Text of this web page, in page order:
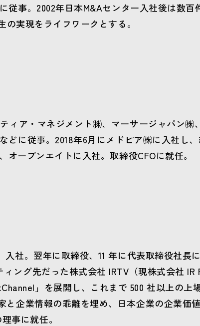
従事。2002年日本M&Aセンター入社後は数
実現をライフワークとする。
ィア・マネジメント㈱、マーサージャパン㈱
どに従事。2018年6月にメドピア㈱に入社し
ープンエイトに入社。取締役CFOに就任。
社。翌年に取締役、11 年に代表取締役社長
ング先だった株式会社 IRTV（現株式会社 IR
」を展開し、これまで 500 社以上の上
企業情報の乖離を埋め、日本企業の企業価
事に就任。